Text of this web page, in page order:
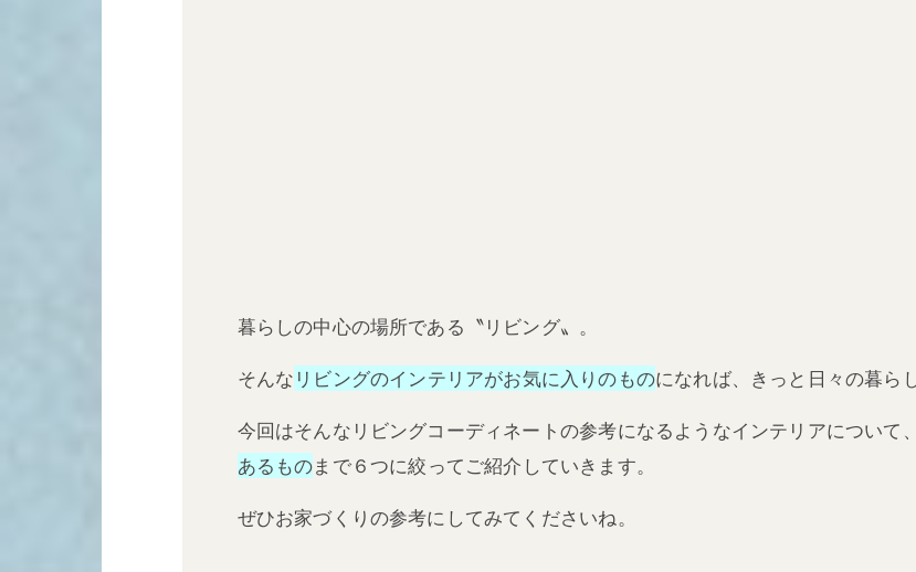
暮らしの中心の場所である〝リビング〟。
そんな リビングのインテリアがお気に入りのものになれば、きっと日々の暮ら
今回はそんなリビングコーディネートの参考になるようなインテリアについて、
あるものまで６つに絞ってご紹介していきます。
ぜひお家づくりの参考にしてみてくださいね。